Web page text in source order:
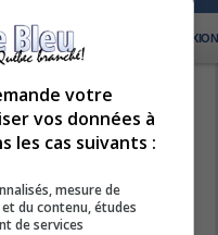
CONNEXION
INSCRIPTION
votre
vos données à
les cas suivants :
mesure de
du contenu, études
de services